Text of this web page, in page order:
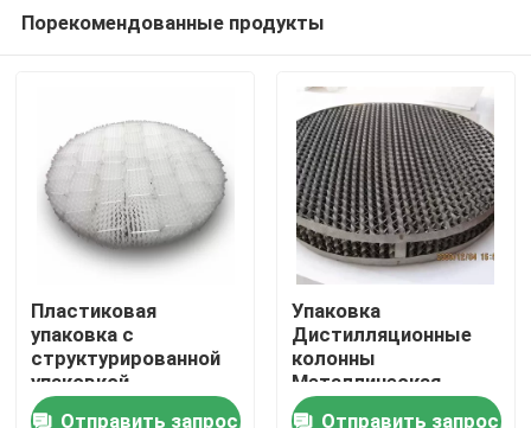
Домой
Продукты
Видеозаписи
Порекомендованные продукты
Пластиковая
упаковка с
структурированной
упаковкой
Пластиковая
Отправить запрос
Упаковка
Дистилляционные
колонны
Металлическая
структурированная
Отправить запрос